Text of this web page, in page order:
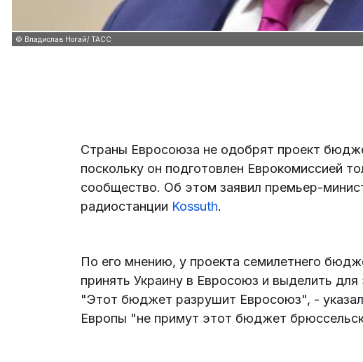
© Владислав Ногай/ ТАСС
Страны Евросоюза не одобрят проект
поскольку он подготовлен Еврокомиссией
сообщество. Об этом заявил премьер-
радиостанции Kossuth.
По его мнению, у проекта семилетнего
принять Украину в Евросоюз и выделить
"Этот бюджет разрушит Евросоюз", -
Европы "не примут этот бюджет